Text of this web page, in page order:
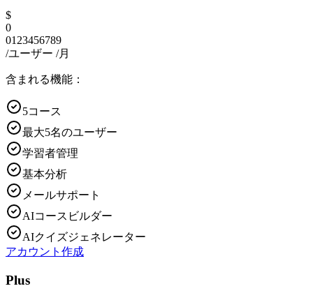
$
0
01 23456789
/ユーザー /月
含まれる機能：
5コース
最大5名のユーザー
学習者管理
基本分析
メールサポート
AIコースビルダー
AIクイズジェネレーター
アカウント作成
Plus